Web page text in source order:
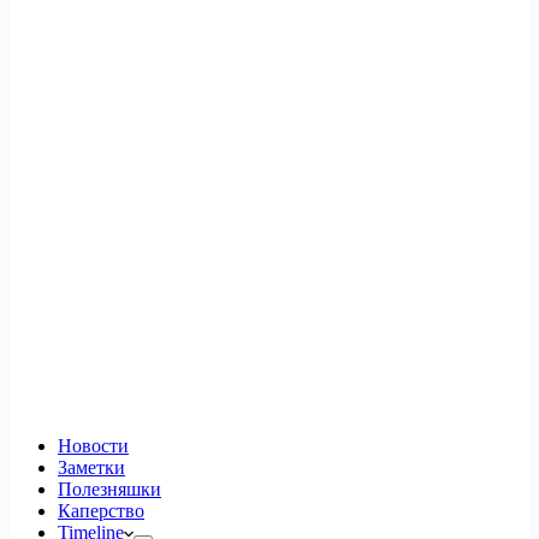
Новости
Заметки
Полезняшки
Каперство
Timeline